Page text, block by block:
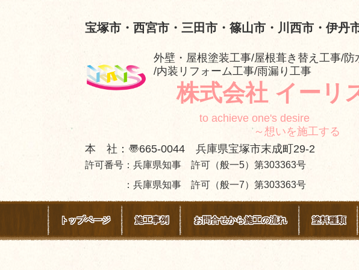
宝塚市・西宮市・三田市・篠山市・川西市・伊
外壁・屋根塗装工事/屋根葺き替え工事/防
/内装リフォーム工事/雨漏り工事
株式会社 イーリ
to achieve one's desire
～想いを施工する
本 社：〠665-0044 兵庫県宝塚市末成町29-2
許可番号：兵庫県知事 許可（般一5）第303363号
：兵庫県知事 許可（般一7）第303363号
トップページ 施工事例 お問合せから施工の流れ 塗料種類